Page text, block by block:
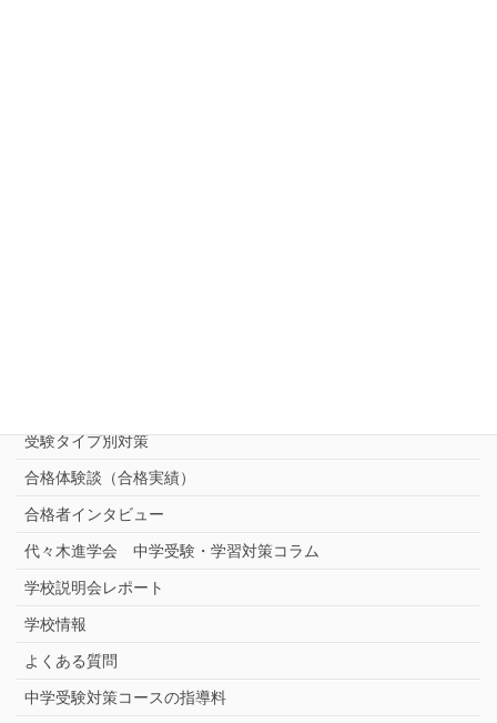
受験タイプ別対策
合格体験談（合格実績）
合格者インタビュー
代々木進学会 中学受験・学習対策コラム
学校説明会レポート
学校情報
よくある質問
中学受験対策コースの指導料